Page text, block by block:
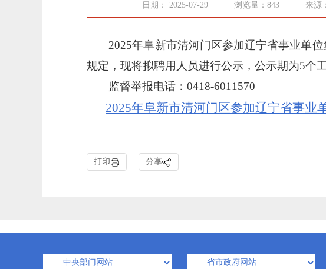
日期： 2025-07-29 浏览量：843 来源
2025年阜新市清河门 区参加辽宁省事业单
规定，现将拟聘用人员进行公示，公示期为5个
监督举报电话：0418-6011570
2025年阜新市清河门区参加辽宁省事业
打印 分享